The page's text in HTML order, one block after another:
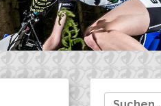
Suchen